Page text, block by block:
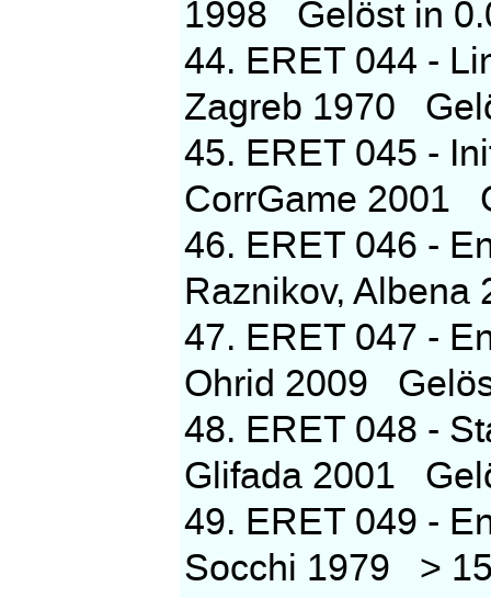
1998 Gelöst in
44. ERET 044 -
Zagreb 1970
45. ERET 045 -
CorrGame 2001
46. ERET 046 -
Raznikov,
47. ERET 047 -
Ohrid 2009
48. ERET 048 -
Glifada 2001
49. ERET 049 -
Socchi 1979 >